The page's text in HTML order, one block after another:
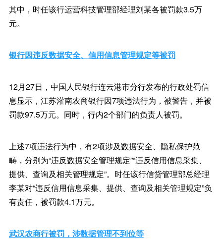
其中，时任该行运营科技管理部经理刘某各被罚款3.5万
元。
银行因违反数据安全、信用信息管理规定等被罚
12月27日，中国人民银行连云港市分行发布的行政处罚信
息显示，江苏灌南农商银行因7项违法行为，被警告，并被
罚款97.5万元。同时，行内2个部门的负责人被罚。
上述7项违法行为中，有2项涉及数据安全、隐私保护范
畴，分别为“违反数据安全管理规定”“违反信用信息采集、
提供、查询及相关管理规定”。时任该行信贷管理部总经理
李某对“违反信用信息采集、提供、查询及相关管理规定”负
有责任，被罚款4.1万元。
武汉农商行被罚，涉数据管理不到位等